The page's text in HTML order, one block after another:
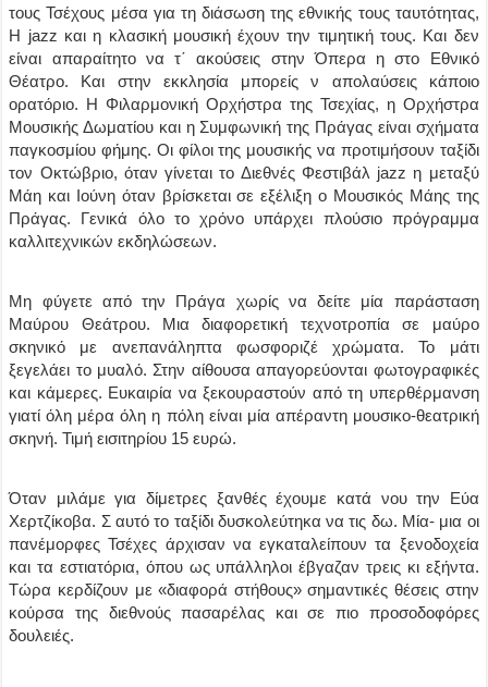
τους Τσέχους μέσα για τη διάσωση της εθνικής τους ταυτότητας,
Η jazz και η κλασική μουσική έχουν την τιμητική τους. Και δεν
είναι απαραίτητο να τ΄ ακούσεις στην Όπερα η στο Εθνικό
Θέατρο. Και στην εκκλησία μπορείς ν απολαύσεις κάποιο
ορατόριο. Η Φιλαρμονική Ορχήστρα της Τσεχίας, η Ορχήστρα
Μουσικής Δωματίου και η Συμφωνική της Πράγας είναι σχήματα
παγκοσμίου φήμης. Οι φίλοι της μουσικής να προτιμήσουν ταξίδι
τον Οκτώβριο, όταν γίνεται το Διεθνές Φεστιβάλ jazz η μεταξύ
Μάη και Ιούνη όταν βρίσκεται σε εξέλιξη ο Μουσικός Μάης της
Πράγας. Γενικά όλο το χρόνο υπάρχει πλούσιο πρόγραμμα
καλλιτεχνικών εκδηλώσεων.
Μη φύγετε από την Πράγα χωρίς να δείτε μία παράσταση
Μαύρου Θεάτρου. Μια διαφορετική τεχνοτροπία σε μαύρο
σκηνικό με ανεπανάληπτα φωσφοριζέ χρώματα. Το μάτι
ξεγελάει το μυαλό. Στην αίθουσα απαγορεύονται φωτογραφικές
και κάμερες. Ευκαιρία να ξεκουραστούν από τη υπερθέρμανση
γιατί όλη μέρα όλη η πόλη είναι μία απέραντη μουσικο-θεατρική
σκηνή. Τιμή εισιτηρίου 15 ευρώ.
Όταν μιλάμε για δίμετρες ξανθές έχουμε κατά νου την Εύα
Χερτζίκοβα. Σ αυτό το ταξίδι δυσκολεύτηκα να τις δω. Μία- μια οι
πανέμορφες Τσέχες άρχισαν να εγκαταλείπουν τα ξενοδοχεία
και τα εστιατόρια, όπου ως υπάλληλοι έβγαζαν τρεις κι εξήντα.
Τώρα κερδίζουν με «διαφορά στήθους» σημαντικές θέσεις στην
κούρσα της διεθνούς πασαρέλας και σε πιο προσοδοφόρες
δουλειές.